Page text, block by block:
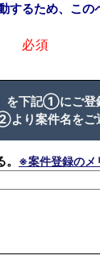
するため、こ
必須
を下記①にご登
り案件名をご
※案件登録のメ